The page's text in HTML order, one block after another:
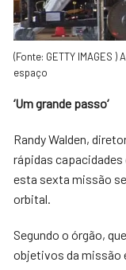
(Fonte: GETTY IMAGES
espaço
‘Umgrande passo‘
Randy Walden,
rápidas capacidades
esta sexta missão
orbital.
Segundo o órgão,
objetivos da missão